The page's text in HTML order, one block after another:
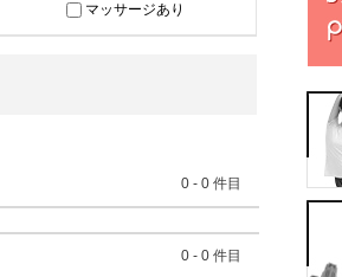
マッサージあり
0 - 0 件目
0 - 0 件目